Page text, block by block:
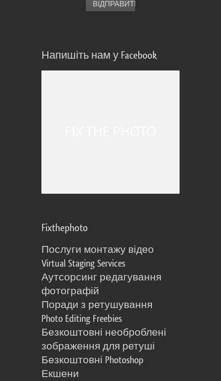
Напишіть нам у Facebook
Fixthephoto
Послуги монтажу відео
Virtual Staging Services
Аутсорсинг редагування
фотографій
Поради з ретушування
Photo Editing Freebies
Безкоштовні необроблені
зображення для ретуші
Безкоштовні Photoshop
Екшени